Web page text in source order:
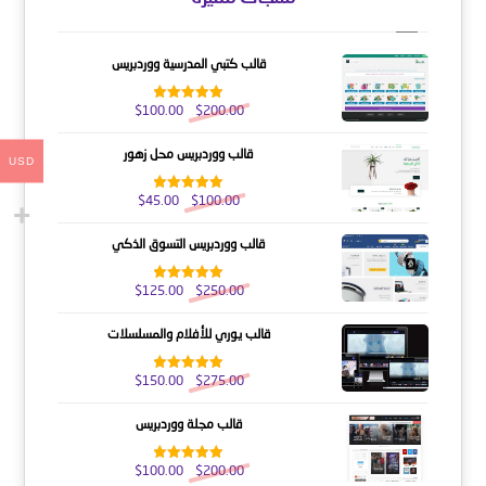
قالب كتبي المدرسية ووردبريس
تم التقييم
5.00من 5
$200.00
$100.00
قالب ووردبريس محل زهور
تم التقييم
5.00من 5
$100.00
$45.00
قالب ووردبريس التسوق الذكي
تم التقييم
5.00من 5
$250.00
$125.00
قالب يوري للأفلام والمسلسلات
تم التقييم
5.00من 5
$275.00
$150.00
قالب مجلة ووردبريس
تم التقييم
$200.00
$100.00
USD